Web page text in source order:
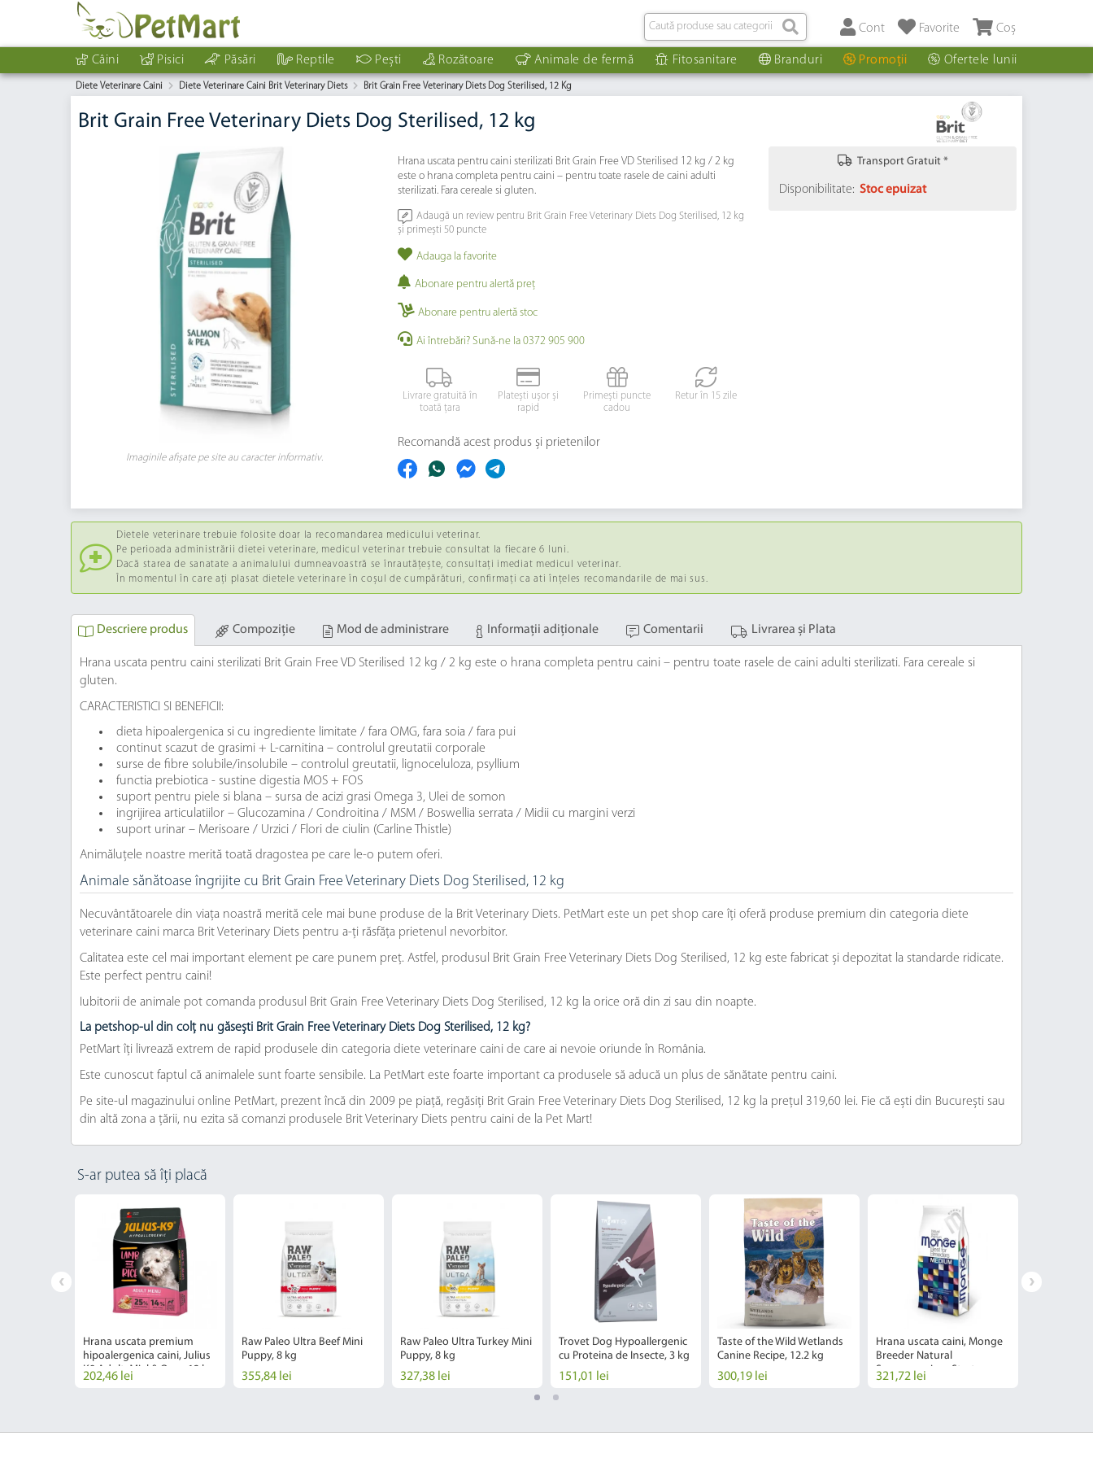
Coș
Favorite
Cont
Câini Pisici Păsări Reptile Pești Rozătoare Animale de fermă Fitosanitare Branduri Promoții Ofertele lunii
Diete Veterinare Caini Diete Veterinare Caini Brit Veterinary Diets Brit Grain Free Veterinary Diets Dog Sterilised, 12 Kg
Brit Grain Free Veterinary Diets Dog Sterilised, 12 kg
Imaginile afișate pe site au caracter informativ.
Transport Gratuit *
Disponibilitate: Stoc epuizat
Hrana uscata pentru caini sterilizati Brit Grain Free VD Sterilised 12 kg / 2 kg
este o hrana completa pentru caini – pentru toate rasele de caini adulti
sterilizati. Fara cereale si gluten.
Adaugă un review pentru Brit Grain Free Veterinary Diets Dog Sterilised, 12 kg
și primești 50 puncte
Adauga la favorite
Abonare pentru alertă preţ
Abonare pentru alertă stoc
Ai întrebări? Sună-ne la 0372 905 900
Livrare gratuită în
toată țara
Platești ușor și
rapid
Primești puncte
cadou
Retur în 15 zile
Recomandă acest produs și prietenilor
Dietele veterinare trebuie folosite doar la recomandarea medicului veterinar.
Pe perioada administrării dietei veterinare, medicul veterinar trebuie consultat la fiecare 6 luni.
Dacă starea de sanatate a animalului dumneavoastră se înrautățește, consultați imediat medicul veterinar.
În momentul în care ați plasat dietele veterinare în coșul de cumpărături, confirmați ca ati înțeles recomandarile de mai sus.
Descriere produs Compoziție Mod de administrare Informaţii adiţionale Comentarii Livrarea și Plata
Hrana uscata pentru caini sterilizati Brit Grain Free VD Sterilised 12 kg / 2 kg este o hrana completa pentru caini – pentru toate rasele de caini adulti sterilizati. Fara cereale si
gluten.
CARACTERISTICI SI BENEFICII:
dieta hipoalergenica si cu ingrediente limitate / fara OMG, fara soia / fara pui
continut scazut de grasimi + L-carnitina – controlul greutatii corporale
surse de fibre solubile/insolubile – controlul greutatii, lignoceluloza, psyllium
functia prebiotica - sustine digestia MOS + FOS
suport pentru piele si blana – sursa de acizi grasi Omega 3, Ulei de somon
ingrijirea articulatiilor – Glucozamina / Condroitina / MSM / Boswellia serrata / Midii cu margini verzi
suport urinar – Merisoare / Urzici / Flori de ciulin (Carline Thistle)
Animăluțele noastre merită toată dragostea pe care le-o putem oferi.
Animale sănătoase îngrijite cu Brit Grain Free Veterinary Diets Dog Sterilised, 12 kg
Necuvântătoarele din viața noastră merită cele mai bune produse de la Brit Veterinary Diets. PetMart este un pet shop care îți oferă produse premium din categoria diete
veterinare caini marca Brit Veterinary Diets pentru a-ți răsfăța prietenul nevorbitor.
Calitatea este cel mai important element pe care punem preț. Astfel, produsul Brit Grain Free Veterinary Diets Dog Sterilised, 12 kg este fabricat și depozitat la standarde ridicate.
Este perfect pentru caini!
Iubitorii de animale pot comanda produsul Brit Grain Free Veterinary Diets Dog Sterilised, 12 kg la orice oră din zi sau din noapte.
La petshop-ul din colț nu găsești Brit Grain Free Veterinary Diets Dog Sterilised, 12 kg?
PetMart îți livrează extrem de rapid produsele din categoria diete veterinare caini de care ai nevoie oriunde în România.
Este cunoscut faptul că animalele sunt foarte sensibile. La PetMart este foarte important ca produsele să aducă un plus de sănătate pentru caini.
Pe site-ul magazinului online PetMart, prezent încă din 2009 pe piață, regăsiți Brit Grain Free Veterinary Diets Dog Sterilised, 12 kg la prețul 319,60 lei. Fie că ești din București sau
din altă zona a țării, nu ezita să comanzi produsele Brit Veterinary Diets pentru caini de la Pet Mart!
S-ar putea să îți placă
Hrana uscata premium
hipoalergenica caini, Julius
K9 Adult, Miel & Orez, 12 kg
202,46 lei
Raw Paleo Ultra Beef Mini
Puppy, 8 kg
355,84 lei
Raw Paleo Ultra Turkey Mini
Puppy, 8 kg
327,38 lei
Trovet Dog Hypoallergenic
cu Proteina de Insecte, 3 kg
151,01 lei
Taste of the Wild Wetlands
Canine Recipe, 12.2 kg
300,19 lei
Hrana uscata caini, Monge
Breeder Natural
Superpremium Starter
Mediu, Pui, 15 kg
321,72 lei